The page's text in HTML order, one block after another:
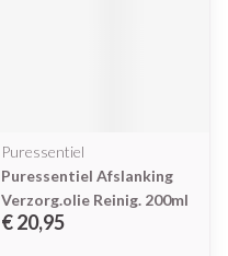
Puressentiel
Puressentiel Afslanking
Verzorg.olie Reinig. 200ml
€ 20,95